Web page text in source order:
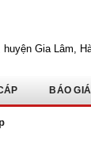
Gia Lâm,
BÁO GIÁ